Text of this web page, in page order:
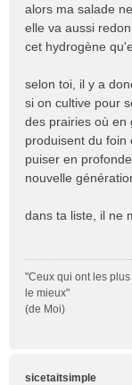
alors ma salade
elle va aussi
cet hydrogène
selon toi, il y a
si on cultive pour
des prairies où en
produisent du foin
puiser en
nouvelle
dans ta liste, il ne
"Ceux qui ont les
le mieux"
(de Moi)
sicetaitsimple